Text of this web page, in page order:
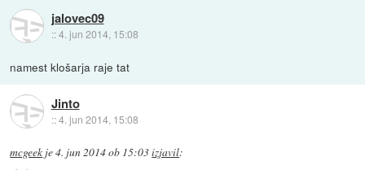
jalovec09
::4. jun 2014, 15:08
namest klošarja raje tat
Jinto
::4. jun 2014, 15:08
mcgeek je4. jun 2014 ob 15:03izjavil: